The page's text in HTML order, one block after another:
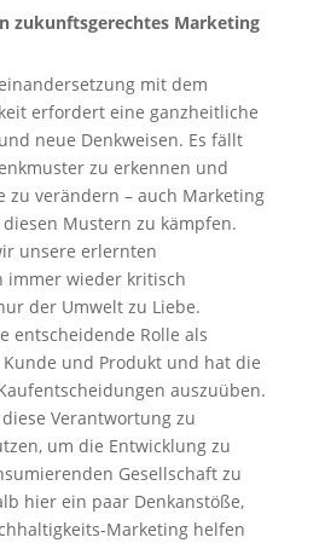
zukunftsgerechtes Marketing
mit dem
erfordert eine ganzheitliche
neue Denkweisen. Es fällt
zu erkennen und
zu verändern – auch Marketing
Mustern zu kämpfen.
unsere erlernten
immer wieder kritisch
der Umwelt zu Liebe.
entscheidende Rolle als
und Produkt und hat die
auszuüben.
Verantwortung zu
um die Entwicklung zu
Gesellschaft zu
hier ein paar Denkanstöße,
Marketing helfen